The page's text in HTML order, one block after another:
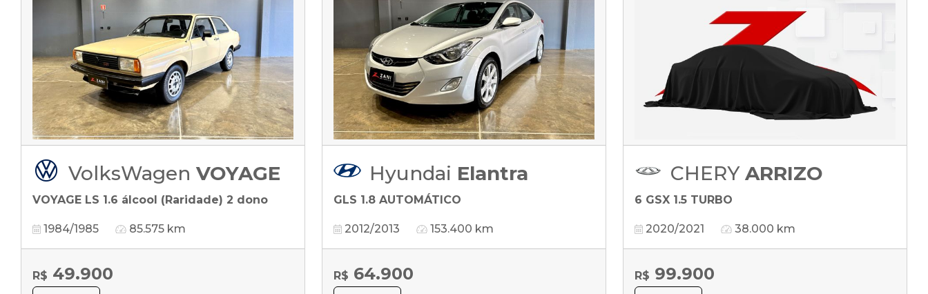
VolksWagen VOYAGE
VOYAGE LS 1.6 álcool (Raridade) 2 dono
1984/1985 85.575 km
R$ 49.900
Hyundai Elantra
GLS 1.8 AUTOMÁTICO
2012/2013 153.400 km
R$ 64.900
CHERY ARRIZO
6 GSX 1.5 TURBO
2020/2021 38.000 km
R$ 99.900